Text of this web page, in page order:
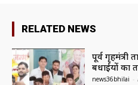
RELATED NEWS
पूर्व गृहमंत्री
बधाईयों का
news36bhilai -